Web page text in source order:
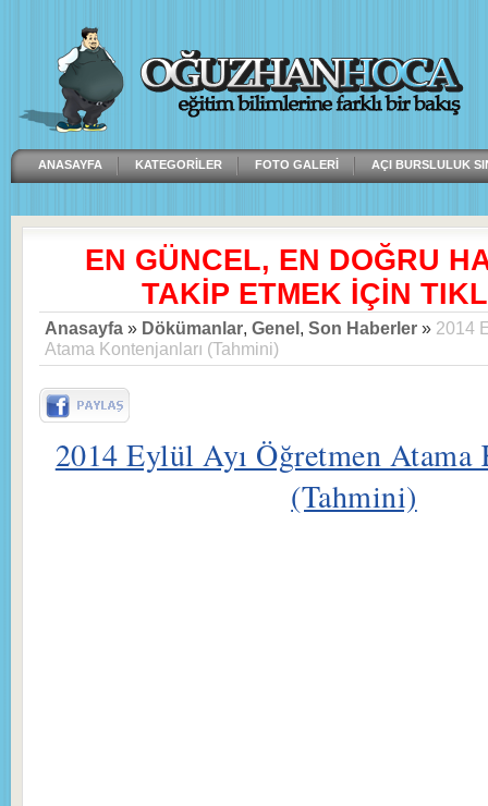
ANASAYFA KATEGORILER FOTO GALERI AÇI BURSLULUK
EN GÜNCEL, EN DOĞRU
TAKİP ETMEK İÇİN
Anasayfa » Dökümanlar, Genel, Son Haberler » 2014
Atama Kontenjanları (Tahmini)
2014 Eylül Ayı Öğretmen Atama
(Tahmini)